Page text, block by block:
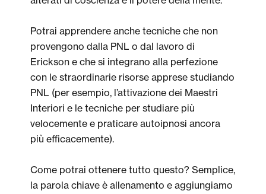
Potrai apprendere anche tecniche che non
provengono dalla PNL o dal lavoro di
Erickson e che si integrano alla perfezione
con le straordinarie risorse apprese studiando
PNL (per esempio, l’attivazione dei Maestri
Interiori e le tecniche per studiare più
velocemente e praticare autoipnosi ancora
più efficacemente).
Come potrai ottenere tutto questo? Semplice,
la parola chiave è allenamento e aggiungiamo